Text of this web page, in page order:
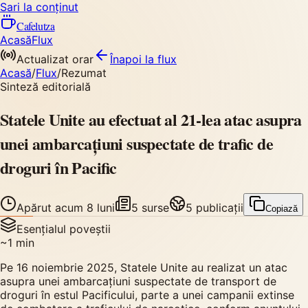
Sari la conținut
Cafelutza
AcasăFlux
Actualizat orar
Înapoi la flux
Acasă/Flux/Rezumat
Sinteză editorială
Statele Unite au efectuat al 21-lea atac asupra
unei ambarcațiuni suspectate de trafic de
droguri în Pacific
Apărut acum 8 luni 5 surse 5 publicații Copiază
Esențialul poveștii
~1 min
Pe 16 noiembrie 2025, Statele Unite au realizat un atac
asupra unei ambarcațiuni suspectate de transport de
droguri în estul Pacificului, parte a unei campanii extinse